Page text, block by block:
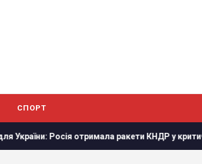
СПОРТ
отримала ракети КНДР у критичний момент, -